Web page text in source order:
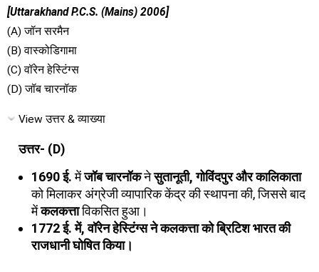
[Uttarakhand P.C.S. (Mains) 2006]
(A) जॉन सरमैन
(B) वास्कोडिगामा
(C) वॉरेन हेस्टिंग्स
(D) जॉब चारनॉक
View उत्तर & व्याख्या
उत्तर- (D)
1690 ई.मेंजॉब चारनॉकनेसुतानूती, गोविंदपुर और कालिकाता
को मिलाकर अंग्रेजी व्यापारिक केंद्र की स्थापना की, जिससे बाद
मेंकलकत्ताविकसित हुआ।
1772 ई. में, वॉरेन हेस्टिंग्स ने कलकत्ता को ब्रिटिश भारत की
राजधानी घोषित किया।